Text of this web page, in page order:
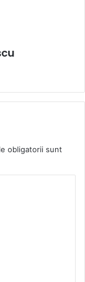
obligatorii sunt